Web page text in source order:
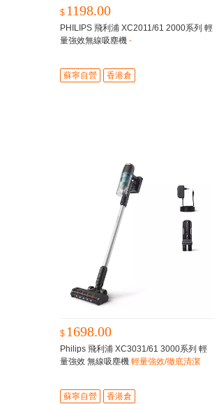
$ 1198.00
PHILIPS 飛利浦 XC2011/61 2000系列 輕
量強效無線吸塵機 -
蘇寧自營 香港倉
$ 1698.00
Philips 飛利浦 XC3031/61 3000系列 輕
量強效 無線吸塵機 輕量強效/徹底清潔
蘇寧自營
香港倉